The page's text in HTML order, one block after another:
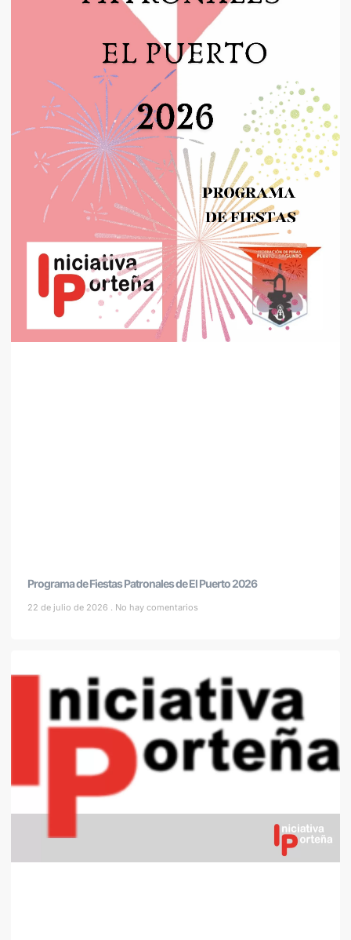
Programa de Fiestas Patronales de El Puerto 2026
22 de julio de 2026 No hay comentarios